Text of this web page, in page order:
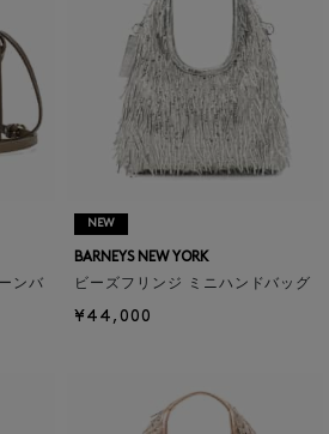
ンバ
NEW
BARNEYS NEW YORK
ビーズフリンジ ミニハンドバッグ
¥44,000